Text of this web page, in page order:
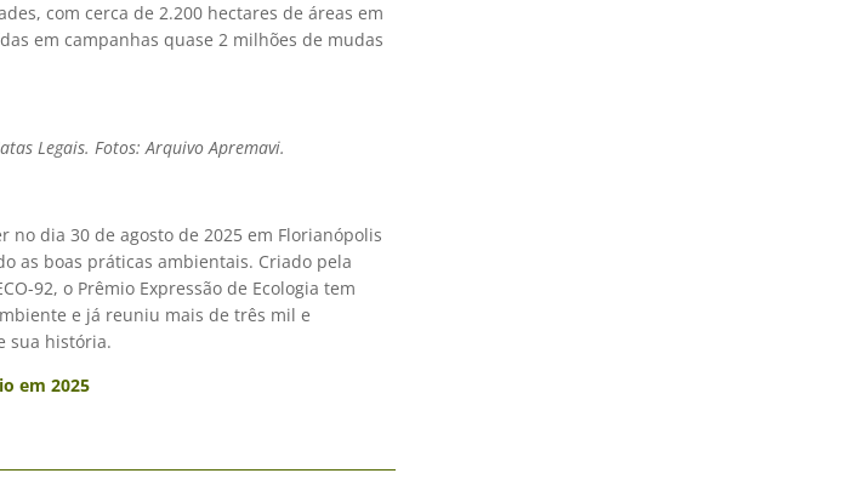
com cerca de 2.200 hectares de áreas em
em campanhas quase 2 milhões de mudas
Legais. Fotos: Arquivo Apremavi.
no dia 30 de agosto de 2025 em Florianópolis
as boas práticas ambientais. Criado pela
92, o Prêmio Expressão de Ecologia tem
e já reuniu mais de três mil e
sua história.
em 2025